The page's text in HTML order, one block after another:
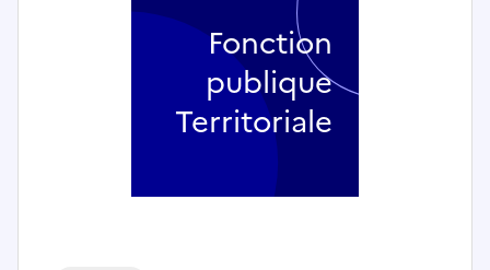
Fonction
publique
Territoriale